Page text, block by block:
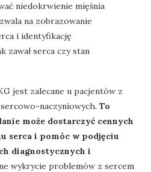
niedokrwienie mięśnia
na zobrazowanie
i identyfikację
zawał serca czy stan
jest zalecane u pacjentów z
naczyniowych. To
może dostarczyć cennych
serca i pomóc w podjęciu
diagnostycznych i
wykrycie problemów z sercem